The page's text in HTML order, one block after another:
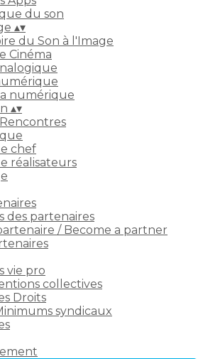
du son
▴▾
du Son à l'Image
Cinéma
numérique
▴▾
chef
réalisateurs
des partenaires
/ Become a partner
vie pro
collectives
Droits
syndicaux